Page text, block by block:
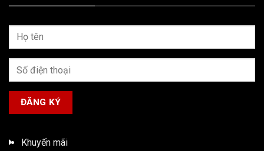
Khuyến mãi